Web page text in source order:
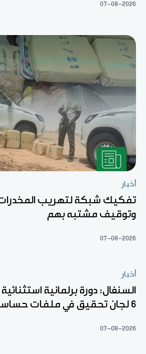
07-08-2026
أخبار
تفكيك شبكة لتهريب المخدرات
وتوقيف مشتبه بهم
07-08-2026
أخبار
السنغال: دورة برلمانية
6 لجان تحقيق في ملفات حساسة
07-08-2026